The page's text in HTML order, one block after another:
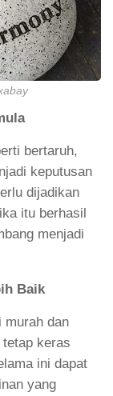
bertaruh,
keputusan
dijadikan
itu berhasil
menjadi
Baik
murah dan
keras
ini dapat
yang